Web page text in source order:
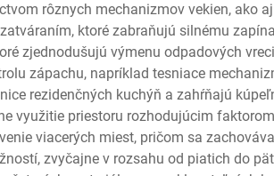
rôznych mechanizmov vekien, ako
ktoré zabraňujú silnému
zjednodušujú výmenu odpadových
zápachu, napríklad tesniace
rezidenčných kuchýň a zahŕňajú
využitie priestoru rozhodujúcim
viacerých miest, pričom sa
zvyčajne v rozsahu od piatich do